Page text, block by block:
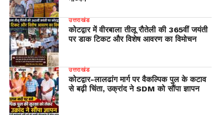
उत्तराखंड
कोटद्वार में वीरबाला तीलू रौतेली की 365वीं जयंती
पर डाक टिकट और विशेष आवरण का विमोचन
उत्तराखंड
​कोटद्वार-लालढांग मार्ग पर वैकल्पिक पुल के कटाव
से बढ़ी चिंता, उक्रांद ने SDM को सौंपा ज्ञापन